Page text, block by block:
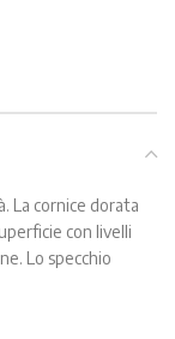
La cornice dorata
con livelli
Lo specchio